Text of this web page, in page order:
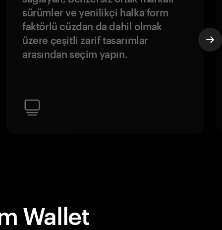
sürümler ve yenilikçi halka form
faktörlü cüzdan da dahil olmak
üzere çeşitli zarif tasarımlar
arasından seçim yapın.
Wallet